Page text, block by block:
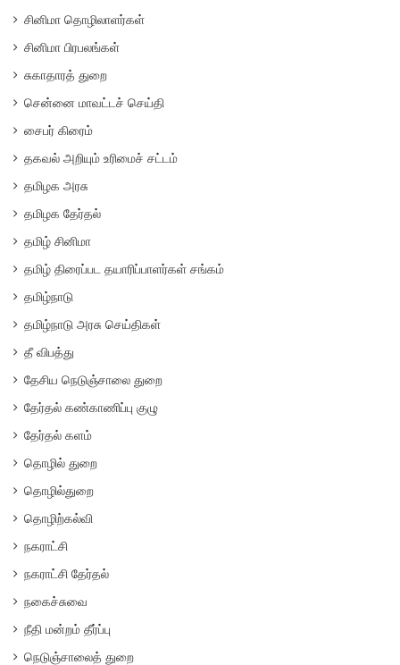
சினிமா தொழிலாளர்கள்
சினிமா பிரபலங்கள்
சுகாதாரத் துறை
சென்னை மாவட்டச் செய்தி
சைபர் கிரைம்
தகவல் அறியும் உரிமைச் சட்டம்
தமிழக அரசு
தமிழக தேர்தல்
தமிழ் சினிமா
தமிழ் திரைப்பட தயாரிப்பாளர்கள் சங்கம்
தமிழ்நாடு
தமிழ்நாடு அரசு செய்திகள்
தீ விபத்து
தேசிய நெடுஞ்சாலை துறை
தேர்தல் கண்காணிப்பு குழு
தேர்தல் களம்
தொழில் துறை
தொழில்துறை
தொழிற்கல்வி
நகராட்சி
நகராட்சி தேர்தல்
நகைச்சுவை
நீதி மன்றம் தீர்ப்பு
நெடுஞ்சாலைத் துறை